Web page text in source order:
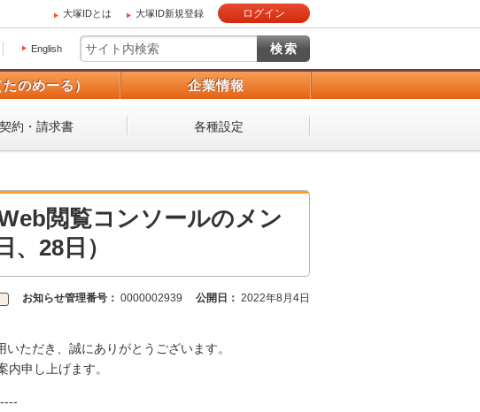
大塚IDとは 大塚ID新規登録 ログイン
English
のめーる） 企業情報
契約・請求書 各種設定
閲覧コンソールのメン
28日）
お知らせ管理番号： 0000002939 公開日： 2022年8月4日
ただき、誠にありがとうございます。
申し上げます。